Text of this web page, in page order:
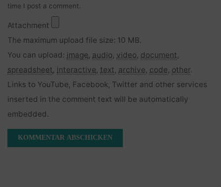
time I post a comment.
Attachment
The maximum upload file size: 10 MB.
You can upload: image, audio, video, document,
spreadsheet, interactive, text, archive, code, other.
Links to YouTube, Facebook, Twitter and other services
inserted in the comment text will be automatically
embedded.